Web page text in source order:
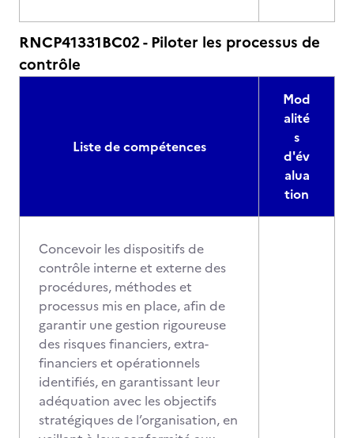
RNCP41331BC02 - Piloter les processus de
contrôle
Liste de compétences
Mod
alité
s
d'év
alua
tion
Concevoir les dispositifs de
contrôle interne et externe des
procédures, méthodes et
processus mis en place, afin de
garantir une gestion rigoureuse
des risques financiers, extra-
financiers et opérationnels
identifiés, en garantissant leur
adéquation avec les objectifs
stratégiques de l’organisation, en